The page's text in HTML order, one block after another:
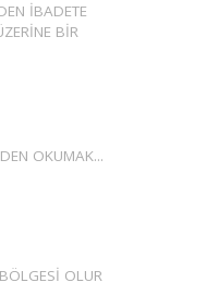
İBADETE
BİR
OKUMAK...
OLUR